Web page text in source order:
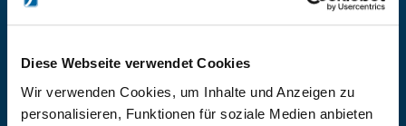
Diese Webseite verwendet Cookies
Wir verwenden Cookies, um Inhalte und Anzeigen zu
personalisieren, Funktionen für soziale Medien anbieten
UNTERNEHMEN
Kontaktieren Sie uns
AGB nebst Kundeninformationen
Impressum